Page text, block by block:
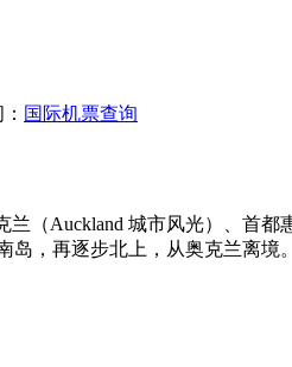
国际机票查询
（Auckland 城市风光）、首
，再逐步北上，从奥克兰离境。